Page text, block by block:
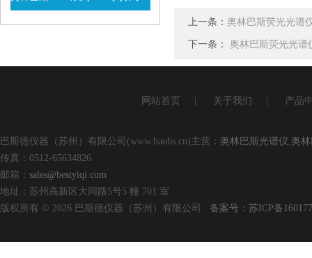
查看详情 上一条： 奥林巴斯荧光光谱
下一条： 奥林巴斯荧光光谱
网站首页 关于我们 产品
巴斯德仪器（苏州）有限公司(www.baobs.cn)主营： 奥林巴斯光谱仪,奥
传真：0512-65634826
邮箱： sales@bestyiqi.com
地址：苏州高新区大同路5号5 幢 701 室
版权所有 © 2026 巴斯德仪器（苏州）有限公司 备案号：苏ICP备